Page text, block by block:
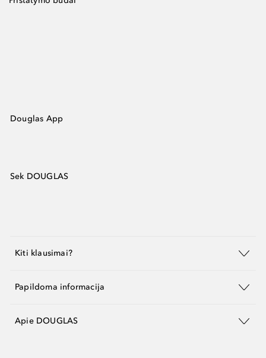
Douglas App
Sek DOUGLAS
Kiti klausimai?
Papildoma informacija
Apie DOUGLAS